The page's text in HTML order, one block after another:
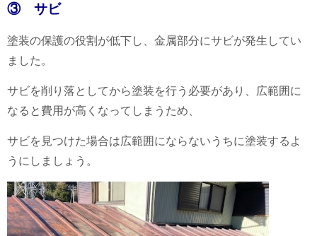
③ サビ
塗装の保護の役割が低下し、金属部分にサビが発生してい
ました。
サビを削り落としてから塗装を行う必要があり、広範囲に
なると費用が高くなってしまうため、
サビを見つけた場合は広範囲にならないうちに塗装するよ
うにしましょう。